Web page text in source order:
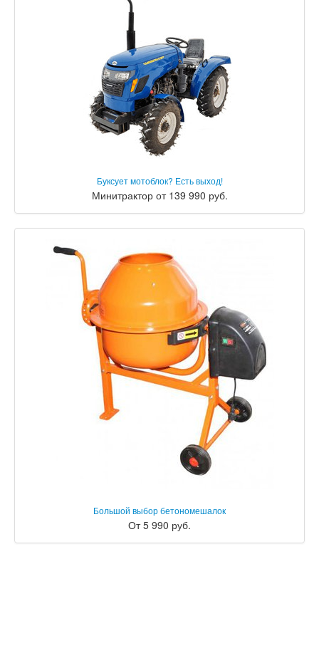
Буксует мотоблок? Есть выход!
Минитрактор от 139 990 руб.
Большой выбор бетономешалок
От 5 990 руб.